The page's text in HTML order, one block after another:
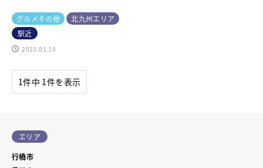
グルメその他
北九州エリア
駅近
2023.01.10
1件中 1件を表示
エリア
行橋市